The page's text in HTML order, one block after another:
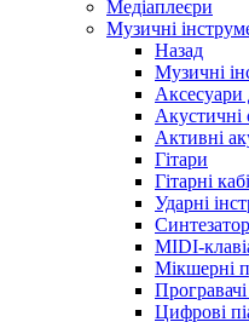
Медіаплеєри
Музичні
Назад
Музичні
Аксесуари
Акустичні
Активні
Гітари
Гітарні
Ударні
MIDI-
Мікшерні
Програвачі
Цифрові